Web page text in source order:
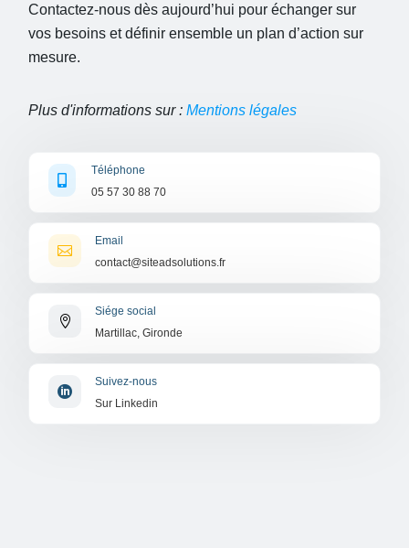
Contactez-nous dès aujourd’hui pour échanger sur
vos besoins et définir ensemble un plan d’action sur
mesure.
Plus d'informations sur :Mentions légales
Téléphone
05 57 30 88 70

Email
contact@siteadsolutions.fr

Siége social
Martillac, Gironde

Suivez-nous
Sur Linkedin